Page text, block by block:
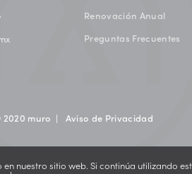
Renovación Anual
Preguntas Frecuentes
2020 muro | Aviso de Privacidad
nuestro sitio web. Si continúa utilizando